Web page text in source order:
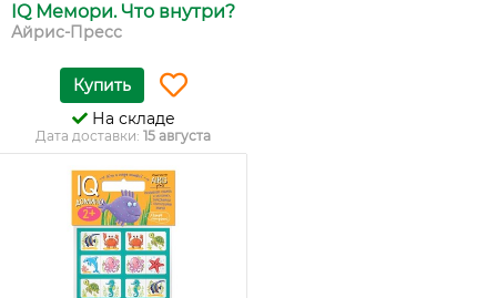
IQ Мемори. Что внутри?
Айрис-Пресс
Купить
На складе
Дата доставки: 15 августа